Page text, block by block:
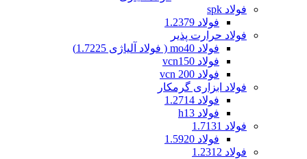
فولاد spk
فولاد 1.2379
فولاد حرارت پذیر
فولاد mo40 ( فولاد آلیاژی 1.7225)
فولاد vcn150
فولاد vcn 200
فولاد ابزاری گرمکار
فولاد 1.2714
فولاد h13
فولاد 1.7131
فولاد 1.5920
فولاد 1.2312